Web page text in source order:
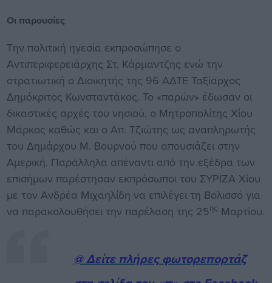
Οι παρουσίες
Την πολιτική ηγεσία εκπροσώπησε ο
Αντιπεριφερειάρχης Στ. Κάρμαντζης ενώ την
στρατιωτική ο Διοικητής της 96 ΑΔΤΕ Ταξίαρχος
Δημόκριτος Κωνσταντάκος. Το «παρών» έδωσαν οι
δικαστικές αρχές του νησιού, ο Μητροπολίτης Χίου
Μάρκος καθώς και ο Απ. Τζιώτης ως αναπληρωτής
του Δημάρχου Μ. Βουρνού που απουσιάζει στην
Αμερική. Παράλληλα απέναντι από την εξέδρα των
επισήμων παρέστησαν εκπρόσωποι του ΣΥΡΙΖΑ Χίου
με τον Ανδρέα Μιχαηλίδη να επιλέγει τη Βολισσό για
να παρακολουθήσει την παρέλαση της 25ης Μαρτίου.
@ Δείτε πλήρες φωτορεπορτάζ